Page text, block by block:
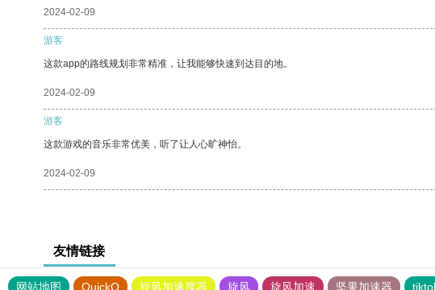
2024-02-09
游客
这款app的路线规划非常精准，让我能够快速到达目的地。
2024-02-09
游客
这款游戏的音乐非常优美，听了让人心旷神怡。
2024-02-09
友情链接
网站地图 QuickQ 旋风加速度器 旋风 旋风加速 坚果加速器